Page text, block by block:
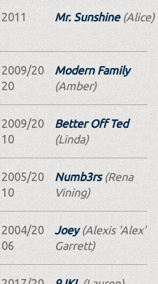
2011 Mr. Sunshine(Alice)
2009/20
20
Modern Family
(Amber)
2009/20
10
Better Off Ted
(Linda)
2005/20
10
Numb3rs(Rena
Vining)
2004/20
06
Joey(Alexis 'Alex'
Garrett)